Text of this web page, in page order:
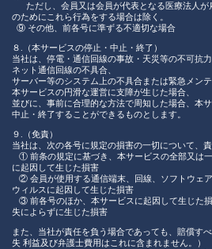
ただし、会員又は会員が代表となる医療法人が
のためにこれら行為をする場合は除く。
⑨ その他、前各号に準ずる不適切な場合
８.（本サービスの停止・中止・終了）
当社は、停電・通信回線の事故・天災等の不可抗
ネット通信回線の不具合、
サーバー等のシステム上の不具合または緊急メン
本サービスの円滑な運営に支障が生じた場合、
並びに、事前に合理的な方法で周知した場合、本
中止・終了することができるものとします。
９.（免責）
当社は、次の各号に規定の損害の一切について、
① 前条の規定に基づき、本サービスの全部又は
に起因して生じた損害
② 会員が使用する通信端末、回線、ソフトウェ
ウィルスに起因して生じた損害
③ 前各号のほか、本サービスに起因して生じた
失によらずに生じた損害
また、当社が責任を負う場合であっても、賠償す
失 利益及び弁護士費用はこれに含まれません。）